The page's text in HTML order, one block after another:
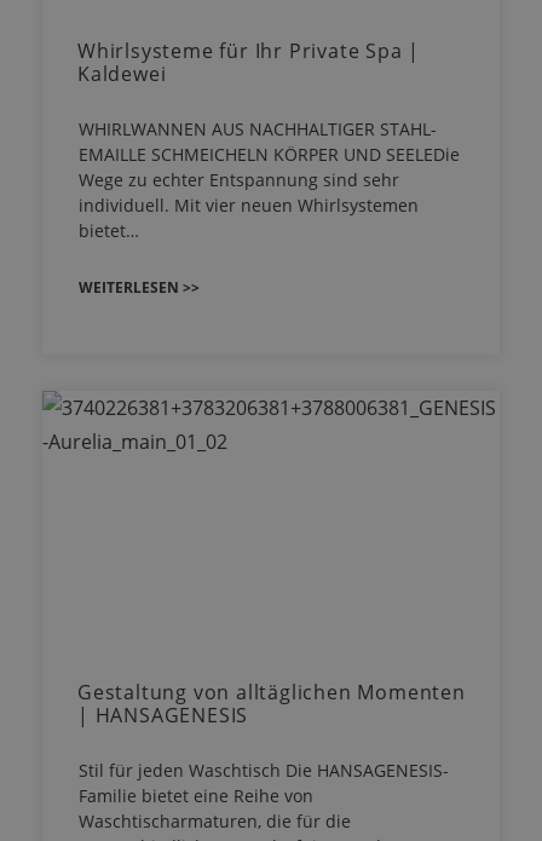
Whirlsysteme für Ihr Private Spa |
Kaldewei
WHIRLWANNEN AUS NACHHALTIGER STAHL-
EMAILLE SCHMEICHELN KÖRPER UND SEELEDie
Wege zu echter Entspannung sind sehr
individuell. Mit vier neuen Whirlsystemen
bietet…
WEITERLESEN >>
Gestaltung von alltäglichen Momenten
| HANSAGENESIS
Stil für jeden Waschtisch Die HANSAGENESIS-
Familie bietet eine Reihe von
Waschtischarmaturen, die für die